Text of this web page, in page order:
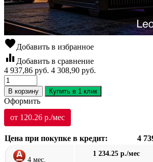
favoriteДобавить в избранное
equalizer Добавить в сравнение
4 937,86 руб. 4 308,90 руб.
В корзину Купить в 1 клик
Оформить
от 120.26 р./мес
Цена при покупке в кредит: 4
4 мес.
1 234.25 р./мес